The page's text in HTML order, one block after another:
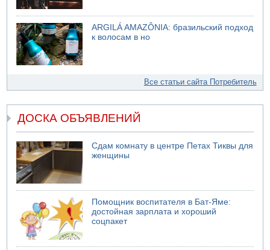
ARGILÁ AMAZÔNIA: бразильский подход
к волосам в но
Все статьи сайта Потребитель
ДОСКА ОБЪЯВЛЕНИЙ
Сдам комнату в центре Петах Тиквы для
женщины
Помощник воспитателя в Бат-Яме:
достойная зарплата и хороший
соцпакет